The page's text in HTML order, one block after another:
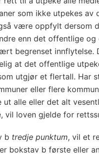
som ikke utpekes av
være oppfylt dersom
enn det offentlige og
begrenset innflytelse.
at det offentlige
utgjør et flertall. Har
eller flere
ut alle eller det alt
vil loven gjelde for
b tredje punktum, vil et
bokstav b første eller